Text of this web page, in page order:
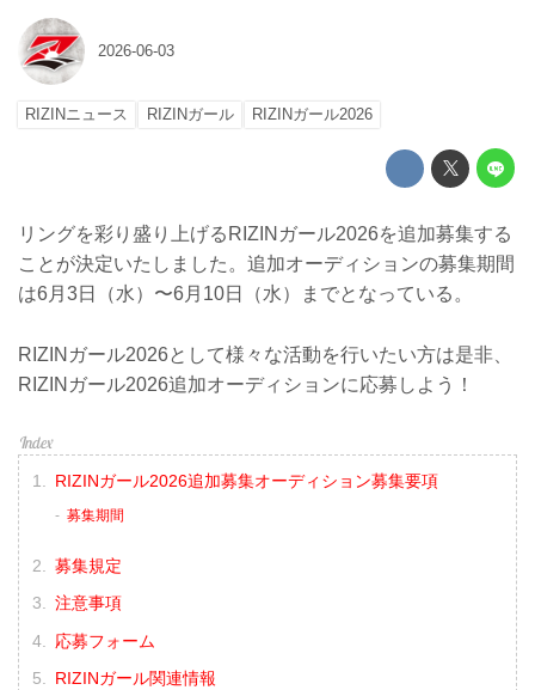
2026-06-03
RIZINニュース RIZINガール RIZINガール2026
リングを彩り盛り上げるRIZINガール2026を追加募集する
ことが決定いたしました。追加オーディションの募集期間
は6月3日（水）〜6月10日（水）までとなっている。
RIZINガール2026として様々な活動を行いたい方は是非、
RIZINガール2026追加オーディションに応募しよう！
RIZINガール2026追加募集オーディション募集要項
募集期間
募集規定
注意事項
応募フォーム
RIZINガール関連情報